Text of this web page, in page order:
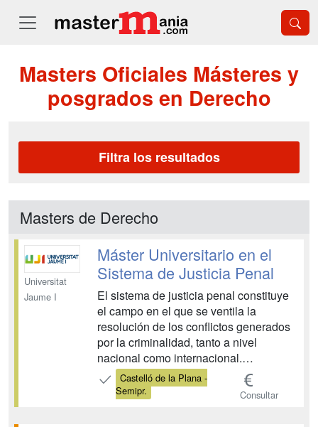
Masters Oficiales Másteres y
posgrados en Derecho
Filtra los resultados
Masters de Derecho
Universitat
Jaume I
Máster Universitario en el
Sistema de Justicia Penal
El sistema de justicia penal constituye
el campo en el que se ventila la
resolución de los conflictos generados
por la criminalidad, tanto a nivel
nacional como internacional.
Comprende un conjunto de
instituciones conducidas por
profesionales formados en diferentes
Castelló de la Plana -
Semipr.
Consultar